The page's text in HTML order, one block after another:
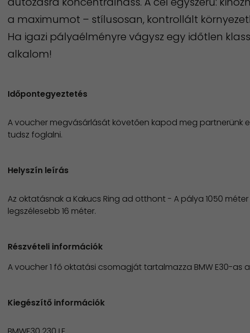
a maximumot – stílusosan, kontrollált
Ha igazi pályaélményre vágysz egy időtlen
alkalom!
Időpontegyeztetés
A voucher megvásárlását követően kapod meg partnerünk
tudsz foglalni.
Helyszín leírás
Az oktatásnak a Kakucs Ring ad otthont - A pálya 1050
legszélesebb 16 méter.
Részvételi információk
A voucher 1 fő oktatási csomagját tartalmazza BMW E30-as
Kiegészítő információk